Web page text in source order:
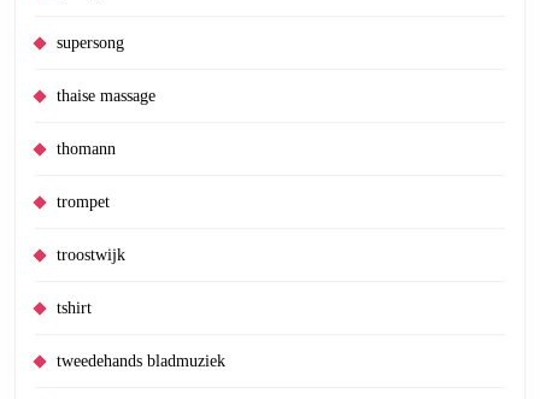
supersong
thaise massage
thomann
trompet
troostwijk
tshirt
tweedehands bladmuziek